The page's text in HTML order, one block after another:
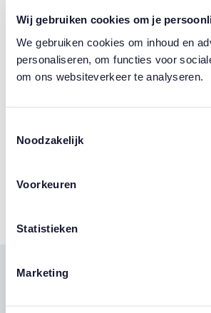
Wij gebruiken cookies om je
We gebruiken cookies om inhoud en
personaliseren, om functies voor
om ons websiteverkeer te analyseren.
Noodzakelijk
Voorkeuren
Statistieken
Marketing
Design
Merk
Willow Tree
Tags
Gerelateerde
producten